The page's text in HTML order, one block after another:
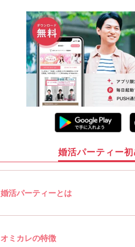
婚活パーティー
婚活パーティーとは
オミカレの特徴